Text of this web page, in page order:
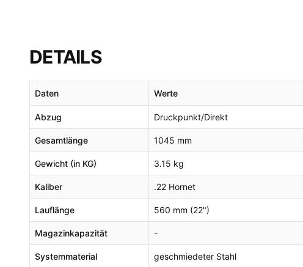
DETAILS
Daten Werte
Abzug Druckpunkt/Direkt
Gesamtlänge 1045 mm
Gewicht (in KG) 3.15 kg
Kaliber .22 Hornet
Lauflänge 560 mm (22")
Magazinkapazität -
Systemmaterial geschmiedeter Stahl